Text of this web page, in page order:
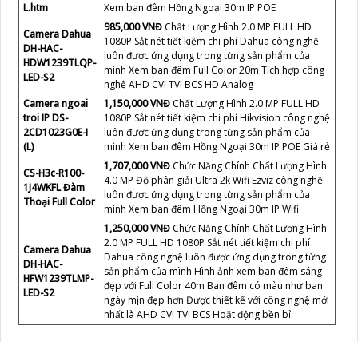
Camera IP
2CD1123G0E-I
(L)
1,200,000 VNĐXem ban đêm Hồng Ngoại 30m
giám sát phù hơp Hikvision Phát triển mạnh trên
thị trường Việt Nam giá rẻ tại An Thành Phát thiết
kế camera mỹ thuật Dome Plastic
CS-CV310
Trời Báo Động
1,700,000 VNĐChất Lượng Hình 2.0 MP FULL HD
1080P Sắt nét tiết kiệm chi phí Wifi Ezviz công nghệ
luôn được ứng dụng trong từng sản phẩm của
mình Xem ban đêm Hồng Ngoại 30m IP Wifi
Camera IP
Dome DS-
L.htm
1,250,000 VNĐChất Lượng Hình 2.0 MP FULL HD
1080P Tiết kiệm chi phí Hikvision công nghệ luôn
được ứng dụng trong từng sản phẩm của mình
Xem ban đêm Hồng Ngoại 30m IP POE
Camera Dahua
LED-S2
985,000 VNĐChất Lượng Hình 2.0 MP FULL HD
1080P Sắt nét tiết kiệm chi phí Dahua công nghệ
luôn được ứng dụng trong từng sản phẩm của
mình Xem ban đêm Full Color 20m Tích hợp công
nghệ AHD CVI TVI BCS HD Analog
Camera ngoai
troi IP DS-
1,150,000 VNĐChất Lượng Hình 2.0 MP FULL HD
1080P Sắt nét tiết kiệm chi phí Hikvision công nghệ
luôn được ứng dụng trong từng sản phẩm của
mình Xem ban đêm Hồng Ngoại 30m IP POE Giá rẻ